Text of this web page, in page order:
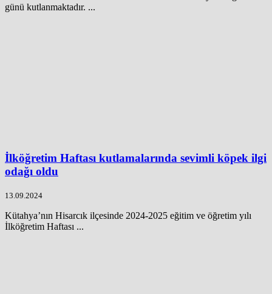
günü kutlanmaktadır. ...
İlköğretim Haftası kutlamalarında sevimli köpek ilgi
odağı oldu
13.09.2024
Kütahya’nın Hisarcık ilçesinde 2024-2025 eğitim ve öğretim yılı
İlköğretim Haftası ...